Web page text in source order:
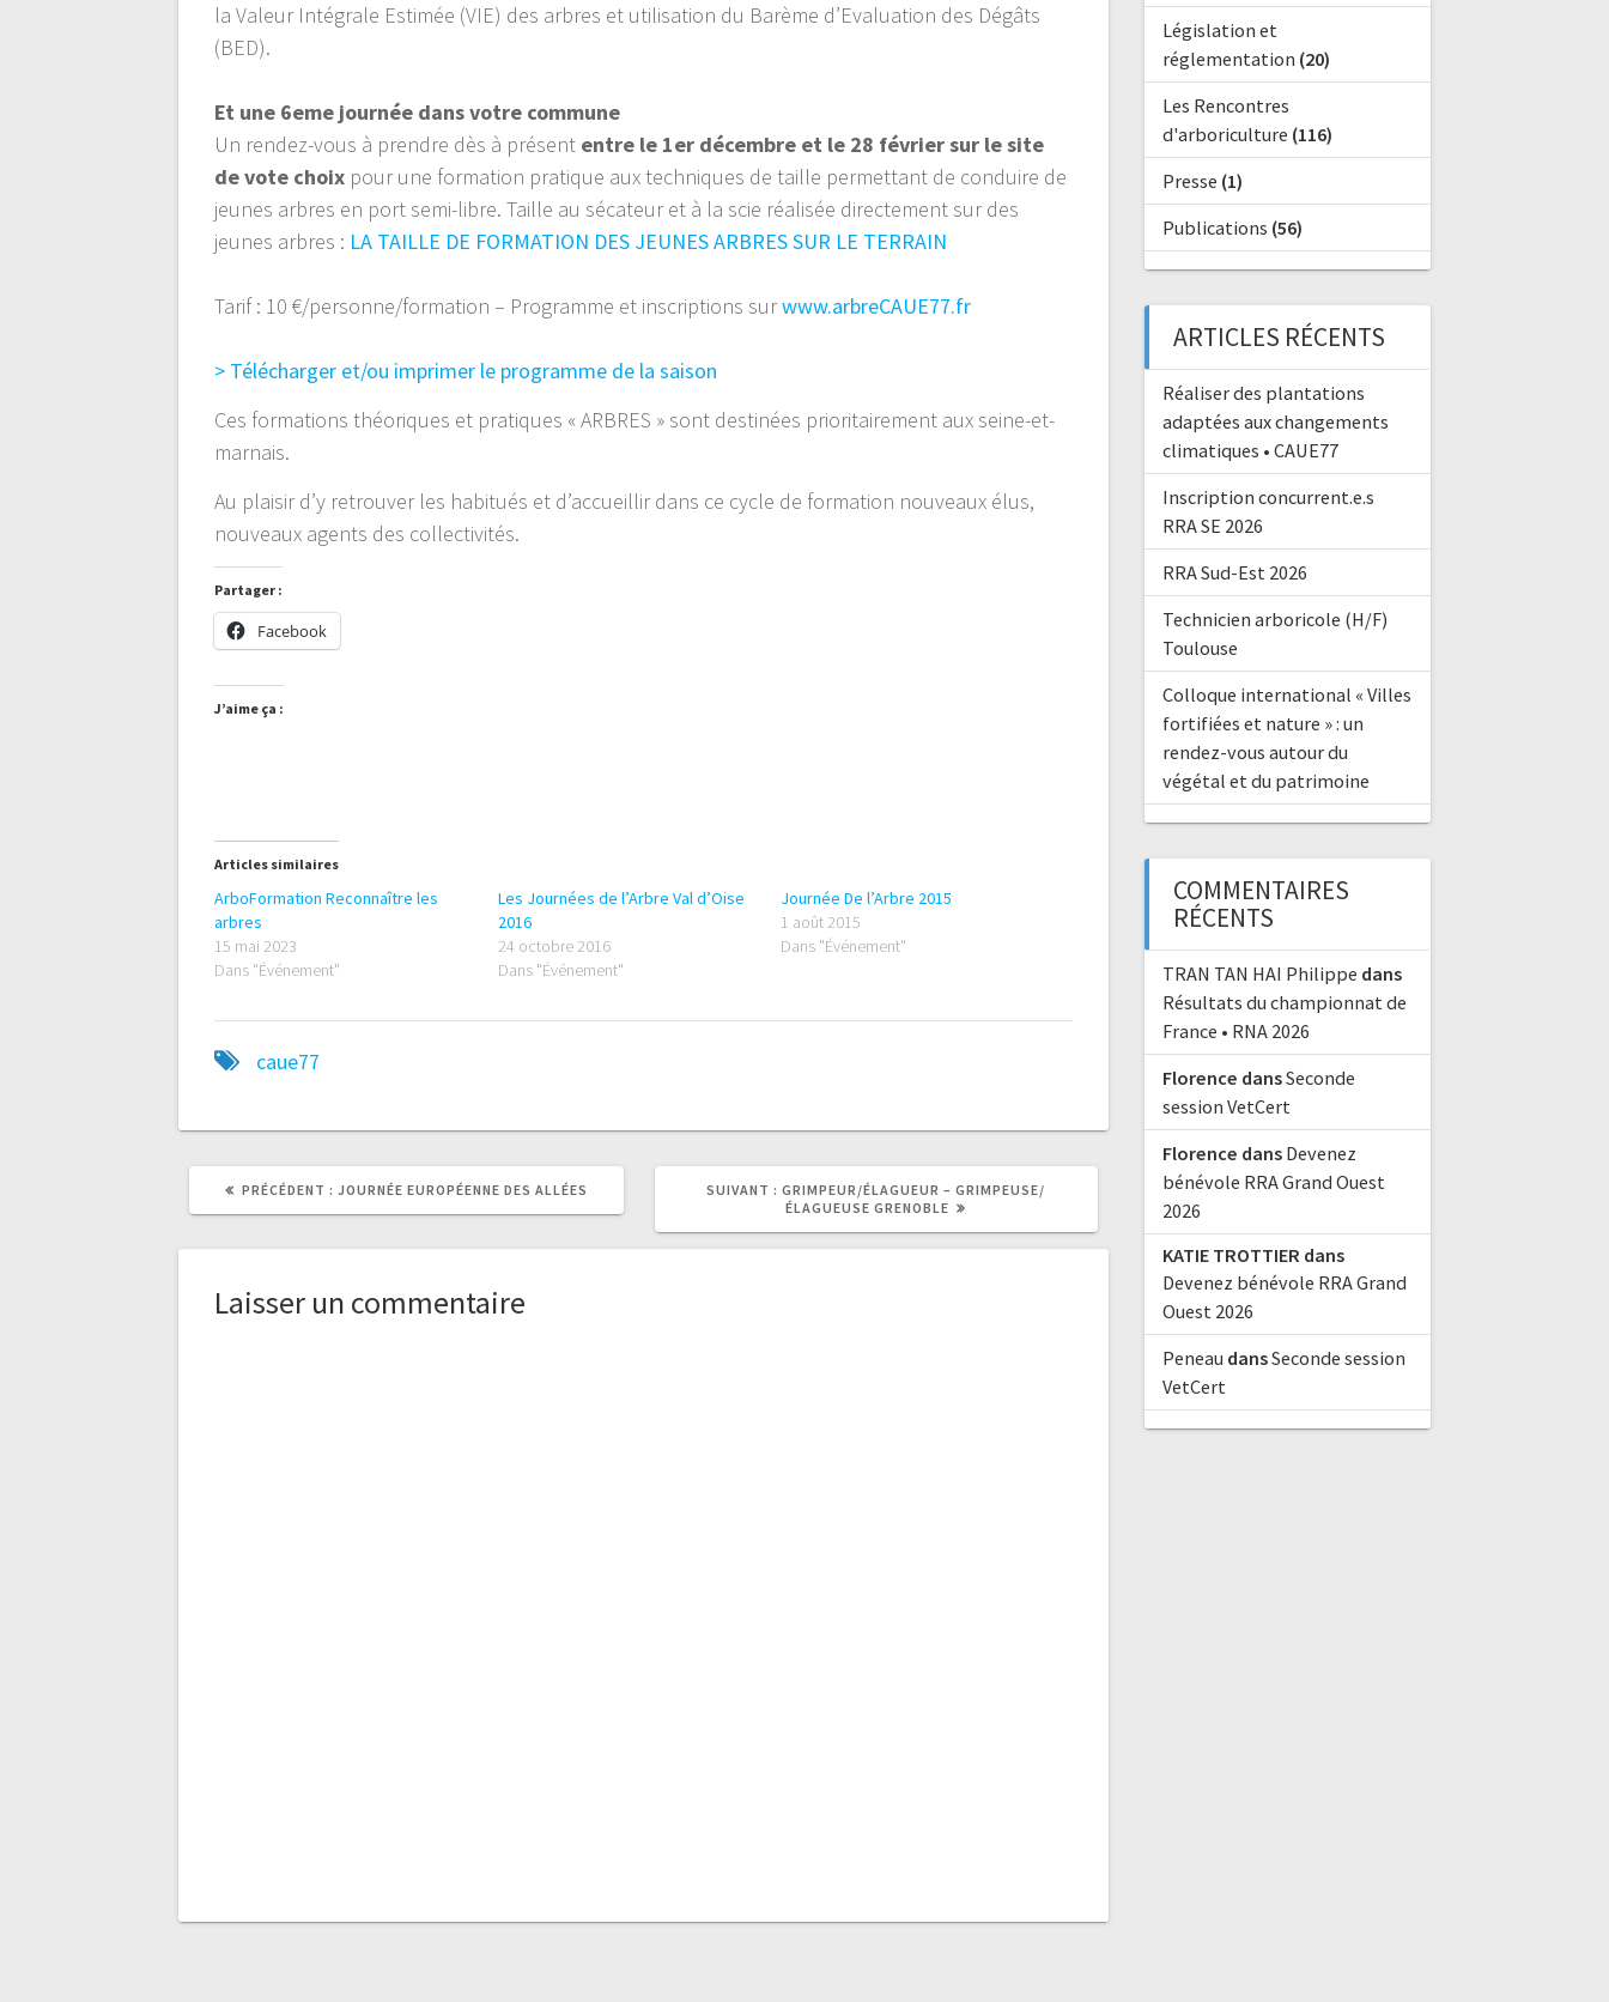
la Valeur Intégrale Estimée (VIE) des arbres et utilisation du Barème d’Evaluation des Dégâts
(BED).
Et une 6eme journée dans votre commune
Un rendez-vous à prendre dès à présent entre le 1er décembre et le 28 février sur le site
de vote choix pour une formation pratique aux techniques de taille permettant de conduire de
jeunes arbres en port semi-libre. Taille au sécateur et à la scie réalisée directement sur des
jeunes arbres : LA TAILLE DE FORMATION DES JEUNES ARBRES SUR LE TERRAIN
Tarif : 10 €/personne/formation – Programme et inscriptions surwww.arbreCAUE77.fr
> Télécharger et/ou imprimer le programme de la saison
Ces formations théoriques et pratiques « ARBRES » sont destinées prioritairement aux seine-et-
marnais.
Au plaisir d’y retrouver les habitués et d’accueillir dans ce cycle de formation nouveaux élus,
nouveaux agents des collectivités.
Partager :
Facebook
J’aime ça :
Articles similaires
ArboFormation Reconnaître les
arbres
15 mai 2023
Dans "Événement"
Les Journées de l’Arbre Val d’Oise
2016
24 octobre 2016
Dans "Événement"
Journée De l’Arbre 2015
1 août 2015
Dans "Événement"
caue77
PRÉCÉDENT : ARTICLE
JOURNÉE EUROPÉENNE DES ALLÉES SUIVANT : ARTICLE
SUIVANT
GRIMPEUR/ÉLAGUEUR – GRIMPEUSE/
ÉLAGUEUSE GRENOBLE
Laisser un commentaire
Législation et
réglementation (20)
Les Rencontres
d'arboriculture (116)
Presse (1)
Publications (56)
ARTICLES RÉCENTS
Réaliser des plantations
adaptées aux changements
climatiques • CAUE77
Inscription concurrent.e.s
RRA SE 2026
RRA Sud-Est 2026
Technicien arboricole (H/F)
Toulouse
Colloque international « Villes
fortifiées et nature » : un
rendez-vous autour du
végétal et du patrimoine
COMMENTAIRES
RÉCENTS
TRAN TAN HAI Philippe dans
Résultats du championnat de
France • RNA 2026
Florence dansSeconde
session VetCert
Florence dans Devenez
bénévole RRA Grand Ouest
2026
KATIE TROTTIER dans
Devenez bénévole RRA Grand
Ouest 2026
Peneau dansSeconde session
VetCert